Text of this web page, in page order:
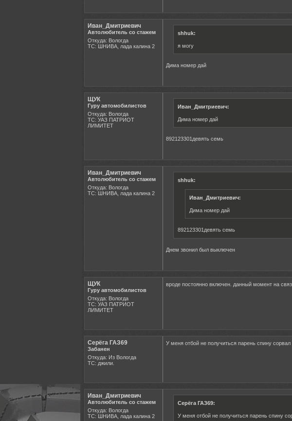
Иван_Дмитриевич
Автолюбитель со стажем
Откуда: Вологда
ТС: ШНИВА, лада калина 2
shhuk:
я могу
Дима номер дай
ЩУК
Гуру автомобилистов
Откуда: Вологда
ТС: УАЗ ПАТРИОТ
ЛИМИТЕТ
Иван_Дмитриевич:
Дима номер дай
892123301девять семь
Иван_Дмитриевич
Автолюбитель со стажем
Откуда: Вологда
ТС: ШНИВА, лада калина 2
shhuk:
Иван_Дмитриевич:
Дима номер дай
892123301девять семь
Днем звонил был выключен
ЩУК
Гуру автомобилистов
Откуда: Вологда
ТС: УАЗ ПАТРИОТ
ЛИМИТЕТ
вроде постоянно включен. данный момент на
Серёга ГАЗ69
Забанен
Откуда: Из Вологда
ТС: джили.
У меня отбой не получиться парень спину
Иван_Дмитриевич
Автолюбитель со стажем
Откуда: Вологда
ТС: ШНИВА, лада калина 2
Серёга ГАЗ69:
У меня отбой не получиться парень спину